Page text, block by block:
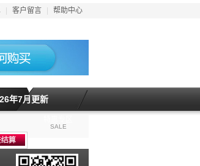
客户留言 帮助中心
年7月更新
SALE